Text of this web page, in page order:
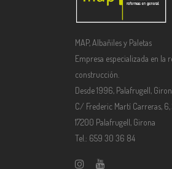
MAP, Albañiles y Paletas
Empresa especializada en la
construcción.
Desde 1996, Palafrugell,
C/ Frederic Martí Carreras, 6,
17200 Palafrugell, Girona
Tel.: 659 30 36 84